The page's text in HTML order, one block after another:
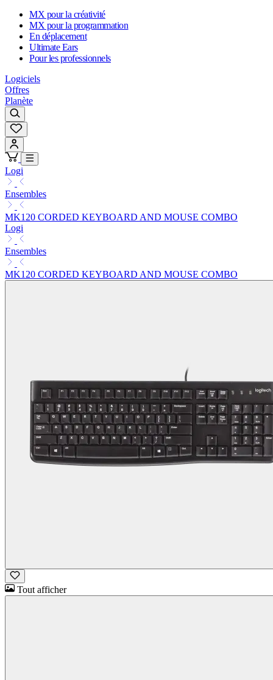
MX pour la créativité
MX pour la programmation
En déplacement
Ultimate Ears
Pour les professionnels
Logiciels
Offres
Planète
Logi
Ensembles
MK120 CORDED KEYBOARD AND MOUSE COMBO
Logi
Ensembles
MK120 CORDED KEYBOARD AND MOUSE COMBO
Tout afficher